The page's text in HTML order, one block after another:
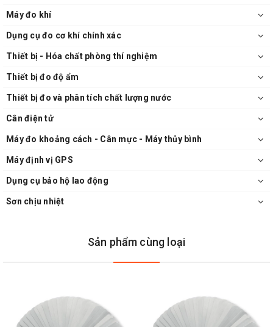
Máy đo khí
Dụng cụ đo cơ khí chính xác
Thiết bị - Hóa chất phòng thí nghiệm
Thiết bị đo độ ẩm
Thiết bị đo và phân tích chất lượng nước
Cân điện tử
Máy đo khoảng cách - Cân mực - Máy thủy bình
Máy định vị GPS
Dụng cụ bảo hộ lao động
Sơn chịu nhiệt
Sản phẩm cùng loại